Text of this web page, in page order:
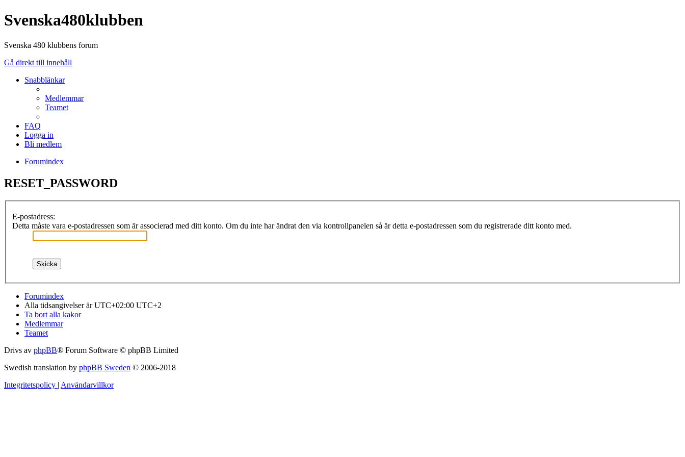
Svenska480klubben
Svenska 480 klubbens forum
Gå direkt till innehåll
Snabblänkar
Medlemmar
Teamet
FAQ
Logga in
Bli medlem
Forumindex
RESET_PASSWORD
E-postadress:
Detta måste vara e-postadressen som är associerad med ditt konto. Om du inte har ändrat den via kontrollpanelen så är detta e-postadressen som du registrerade ditt konto med.
Forumindex
Alla tidsangivelser är UTC+02:00 UTC+2
Ta bort alla kakor
Medlemmar
Teamet
Drivs av phpBB® Forum Software © phpBB Limited
Swedish translation by phpBB Sweden © 2006-2018
Integritetspolicy | Användarvillkor